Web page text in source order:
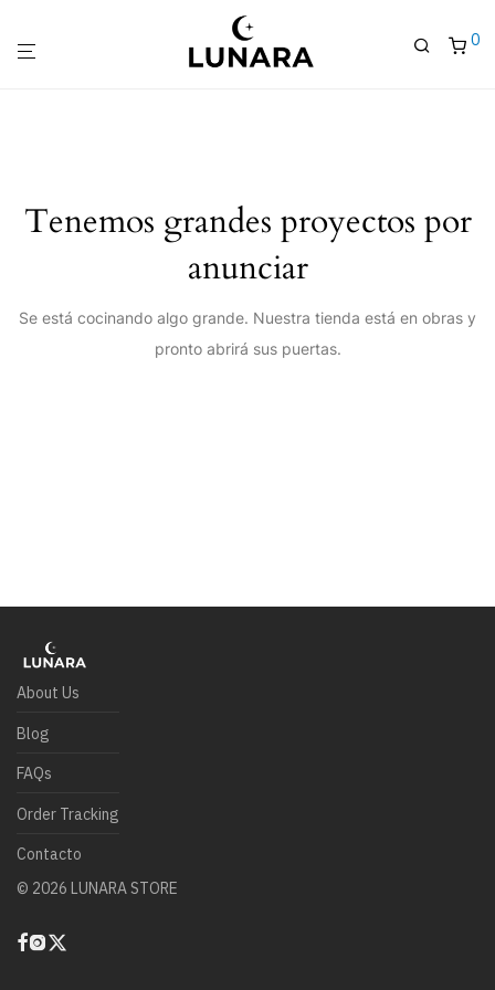
0
Tenemos grandes proyectos por
anunciar
Se está cocinando algo grande. Nuestra tienda está en obras y
pronto abrirá sus puertas.
About Us
Blog
FAQs
Order Tracking
Contacto
© 2026 LUNARA STORE